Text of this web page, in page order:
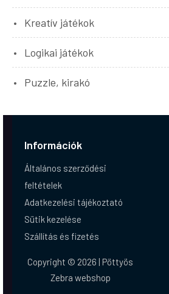
Kreatív játékok
Logikai játékok
Puzzle, kirakó
Információk
Általános szerződési
feltételek
Adatkezelési tájékoztató
Sütik kezelése
Szállítás és fizetés
Copyright © 2026 | Pöttyös
Zebra webshop